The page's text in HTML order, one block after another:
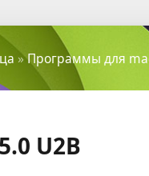
»Программы для
U2B